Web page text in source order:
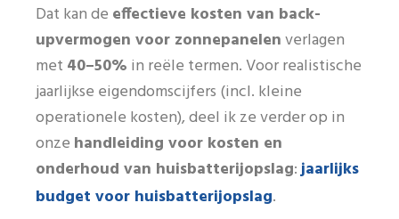
Dat kan de effectieve kosten van back-
upvermogen voor zonnepanelenverlagen
met 40–50% in reële termen. Voor realistische
jaarlijkse eigendomscijfers (incl. kleine
operationele kosten), deel ik ze verder op in
onze handleiding voor kosten en
onderhoud van huisbatterijopslag:jaarlijks
budget voor huisbatterijopslag.